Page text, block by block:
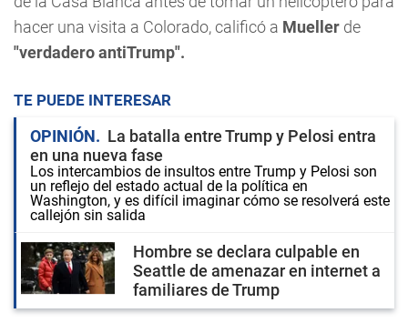
hacer una visita a Colorado, calificó a Mueller de
"verdadero antiTrump".
TE PUEDE INTERESAR
OPINIÓN
La batalla entre Trump y Pelosi entra
en una nueva fase
Los intercambios de insultos entre Trump y Pelosi son
un reflejo del estado actual de la política en
Washington, y es difícil imaginar cómo se resolverá este
callejón sin salida
Hombre se declara culpable en
Seattle de amenazar en internet a
familiares de Trump